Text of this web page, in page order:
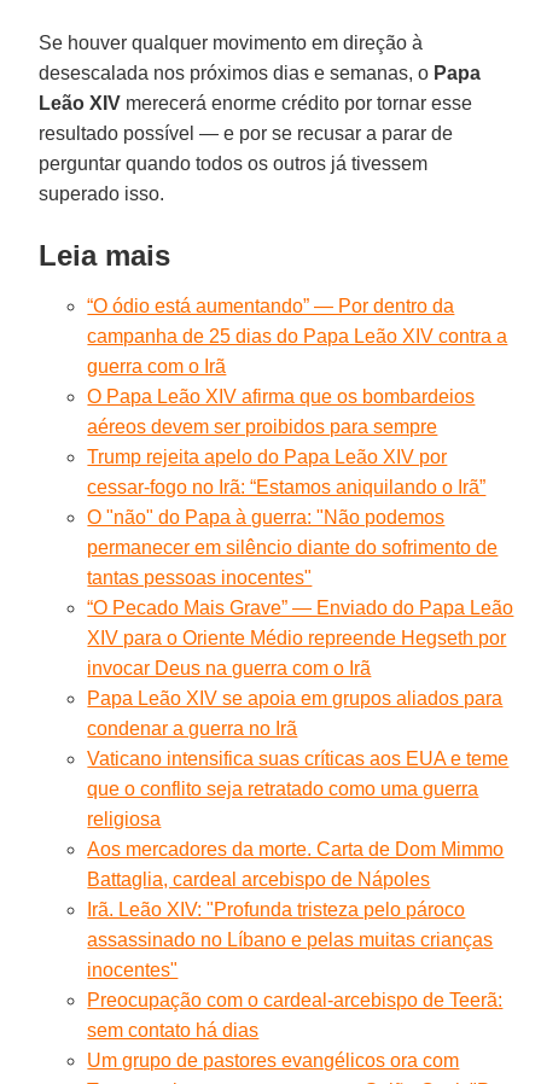
Se houver qualquer movimento em direção à
desescalada nos próximos dias e semanas, o Papa
Leão XIV merecerá enorme crédito por tornar esse
resultado possível — e por se recusar a parar de
perguntar quando todos os outros já tivessem
superado isso.
Leia mais
“O ódio está aumentando” — Por dentro da
campanha de 25 dias do Papa Leão XIV contra a
guerra com o Irã
O Papa Leão XIV afirma que os bombardeios
aéreos devem ser proibidos para sempre
Trump rejeita apelo do Papa Leão XIV por
cessar-fogo no Irã: “Estamos aniquilando o Irã”
O "não" do Papa à guerra: "Não podemos
permanecer em silêncio diante do sofrimento de
tantas pessoas inocentes"
“O Pecado Mais Grave” — Enviado do Papa Leão
XIV para o Oriente Médio repreende Hegseth por
invocar Deus na guerra com o Irã
Papa Leão XIV se apoia em grupos aliados para
condenar a guerra no Irã
Vaticano intensifica suas críticas aos EUA e teme
que o conflito seja retratado como uma guerra
religiosa
Aos mercadores da morte. Carta de Dom Mimmo
Battaglia, cardeal arcebispo de Nápoles
Irã. Leão XIV: "Profunda tristeza pelo pároco
assassinado no Líbano e pelas muitas crianças
inocentes"
Preocupação com o cardeal-arcebispo de Teerã:
sem contato há dias
Um grupo de pastores evangélicos ora com